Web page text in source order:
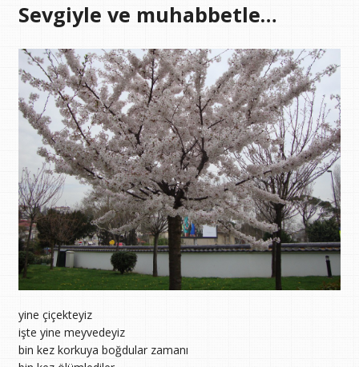
Sevgiyle ve muhabbetle…
yine çiçekteyiz
işte yine meyvedeyiz
bin kez korkuya boğdular zamanı